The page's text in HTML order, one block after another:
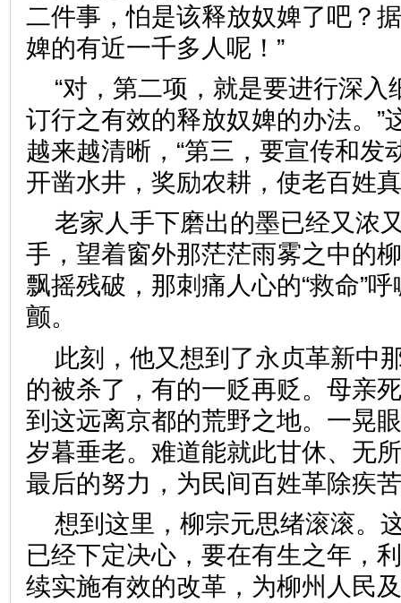
二件事，怕是该释放奴婢了吧？
婢的有近一千多人呢！”
“对，第二项，就是要进行深
订行之有效的释放奴婢的办法。”
越来越清晰，“第三，要宣传和发
开凿水井，奖励农耕，使老百姓
老家人手下磨出的墨已经又浓
手，望着窗外那茫茫雨雾之中的
飘摇残破，那刺痛人心的“救命”
颤。
此刻，他又想到了永贞革新中
的被杀了，有的一贬再贬。母亲
到这远离京都的荒野之地。一晃
岁暮垂老。难道能就此甘休、无
最后的努力，为民间百姓革除疾
想到这里，柳宗元思绪滚滚。
已经下定决心，要在有生之年，
续实施有效的改革，为柳州人民